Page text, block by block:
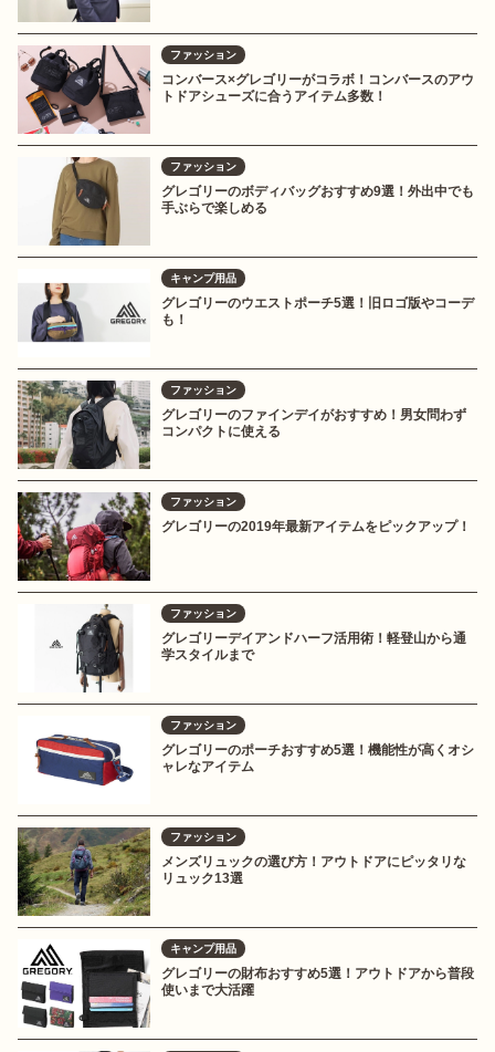
ファッション
コンバース×グレゴリーがコラボ！コンバースのアウ
トドアシューズに合うアイテム多数！
ファッション
グレゴリーのボディバッグおすすめ9選！外出中でも
手ぶらで楽しめる
キャンプ用品
グレゴリーのウエストポーチ5選！旧ロゴ版やコーデ
も！
ファッション
グレゴリーのファインデイがおすすめ！男女問わず
コンパクトに使える
ファッション
グレゴリーの2019年最新アイテムをピックアップ！
ファッション
グレゴリーデイアンドハーフ活用術！軽登山から通
学スタイルまで
ファッション
グレゴリーのポーチおすすめ5選！機能性が高くオシ
ャレなアイテム
ファッション
メンズリュックの選び方！アウトドアにピッタリな
リュック13選
キャンプ用品
グレゴリーの財布おすすめ5選！アウトドアから普段
使いまで大活躍